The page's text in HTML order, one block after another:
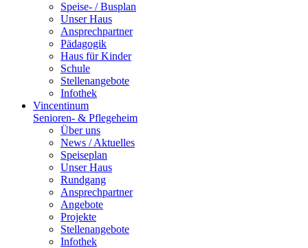
Speise- / Busplan
Unser Haus
Ansprechpartner
Pädagogik
Haus für Kinder
Schule
Stellenangebote
Infothek
Vincentinum
Senioren- & Pflegeheim
Über uns
News / Aktuelles
Speiseplan
Unser Haus
Rundgang
Ansprechpartner
Angebote
Projekte
Stellenangebote
Infothek